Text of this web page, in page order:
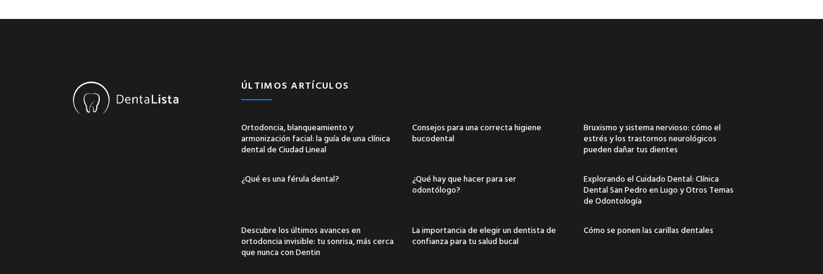
ÚLTIMOS ARTÍCULOS
Ortodoncia, blanqueamiento y
armonización facial: la guía de una clínica
dental de Ciudad Lineal
Consejos para una correcta higiene
bucodental
Bruxismo y sistema nervioso: cómo el
estrés y los trastornos neurológicos
pueden dañar tus dientes
¿Qué es una férula dental?
¿Qué hay que hacer para ser
odontólogo?
Explorando el Cuidado Dental: Clínica
Dental San Pedro en Lugo y Otros Temas
de Odontología
Descubre los últimos avances en
ortodoncia invisible: tu sonrisa, más cerca
que nunca con Dentin
La importancia de elegir un dentista de
confianza para tu salud bucal
Cómo se ponen las carillas dentales